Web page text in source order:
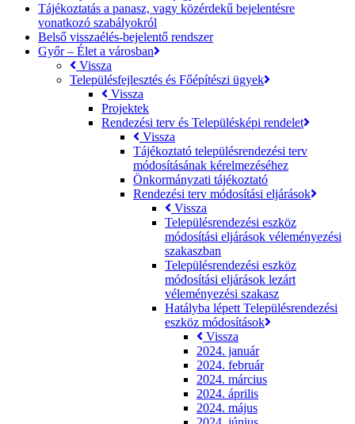
Tájékoztatás a panasz, vagy közérdekű bejelentésre
vonatkozó szabályokról
Belső visszaélés-bejelentő rendszer
Győr – Élet a városban
Vissza
Településfejlesztés és Főépítészi ügyek
Vissza
Projektek
Rendezési terv és Településképi rendelet
Vissza
Tájékoztató településrendezési terv
módosításának kérelmezéséhez
Önkormányzati tájékoztató
Rendezési terv módosítási eljárások
Vissza
Településrendezési eszköz
módosítási eljárások véleményezési
szakaszban
Településrendezési eszköz
módosítási eljárások lezárt
véleményezési szakasz
Hatályba lépett Településrendezési
eszköz módosítások
Vissza
2024. január
2024. február
2024. március
2024. április
2024. május